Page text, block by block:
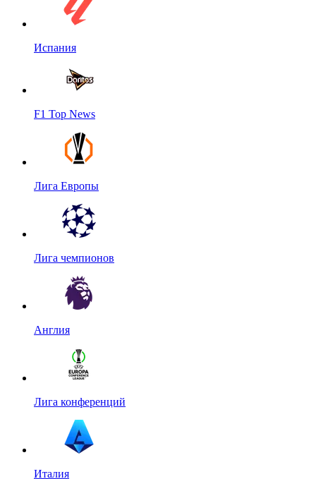
Испания
F1 Top News
Лига Европы
Лига чемпионов
Англия
Лига конференций
Италия